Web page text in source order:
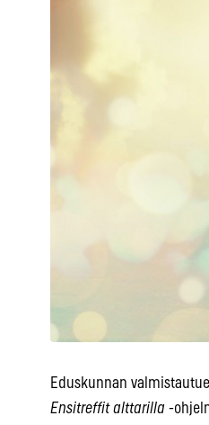
Eduskunnan
Ensitreffit alttarilla -